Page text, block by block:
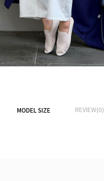
MODEL SIZE REVIEW(0)